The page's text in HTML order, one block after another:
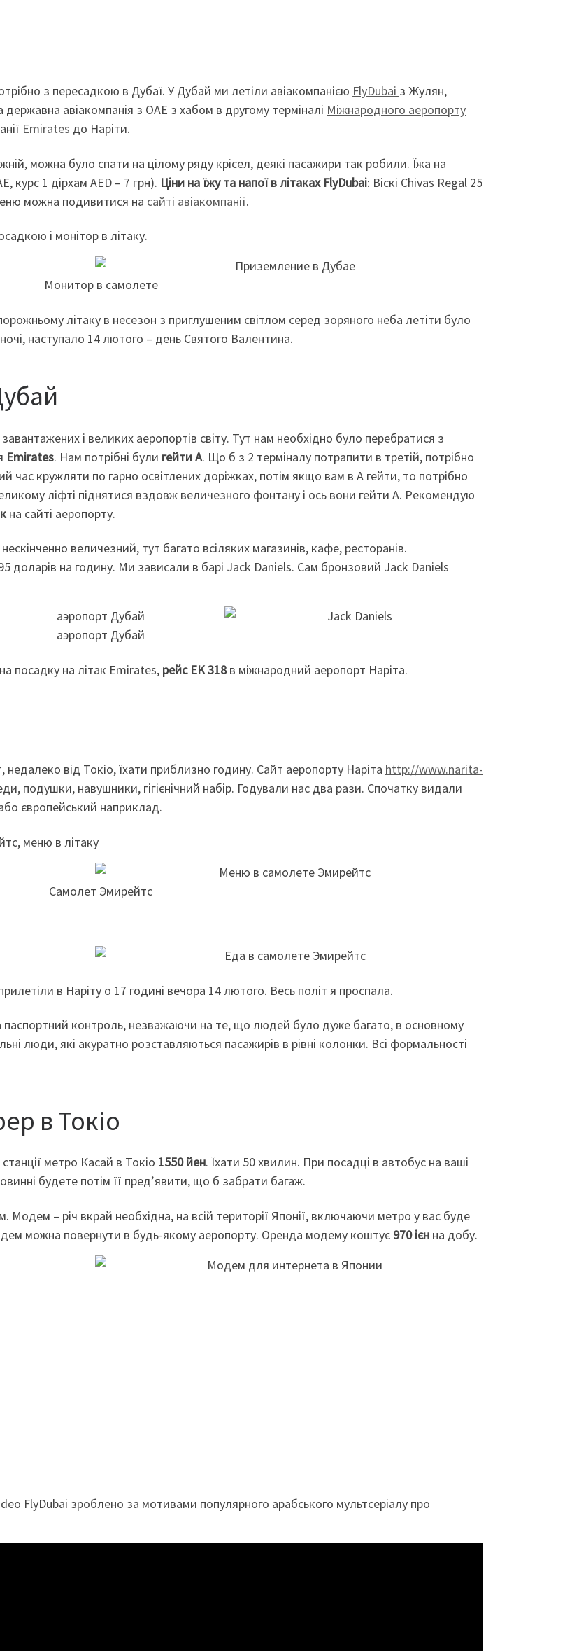
з пересадкою в Дубаї. У Дубай ми летіли авіакомпанією FlyDubai з Жулян,
авіакомпанія з ОАЕ з хабом в другому терміналі Міжнародного аеропорту
Emirates до Наріти.
можна було спати на цілому ряду крісел, деякі пасажири так робили. Їжа на
курс 1 дірхам AED – 7 грн). Ціни на їжу та напої в літаках FlyDubai: Віскі Chivas Regal 25
можна подивитися на сайті авіакомпанії.
і монітор в літаку.
літаку в несезон з приглушеним світлом серед зоряного неба летіти було
наступало 14 лютого – день Святого Валентина.
і великих аеропортів світу. Тут нам необхідно було перебратися з
Emirates. Нам потрібні були гейти А. Що б з 2 терміналу потрапити в третій, потрібно
час кружляти по гарно освітлених доріжках, потім якщо вам в А гейти, то потрібно
ліфті піднятися вздовж величезного фонтану і ось вони гейти А. Рекомендую
на сайті аеропорту.
величезний, тут багато всіляких магазинів, кафе, ресторанів.
доларів на годину. Ми зависали в барі Jack Daniels. Сам бронзовий Jack Daniels
посадку на літак Emirates, рейс EK 318в міжнародний аеропорт Наріта.
від Токіо, їхати приблизно годину. Сайт аеропорту Наріта http://www.narita-
подушки, навушники, гігієнічний набір. Годували нас два рази. Спочатку видали
європейський наприклад.
меню в літаку
в Наріту о 17 годині вечора 14 лютого. Весь політ я проспала.
паспортний контроль, незважаючи на те, що людей було дуже багато, в основному
люди, які акуратно розставляються пасажирів в рівні колонки. Всі формальності
в Токіо
метро Касай в Токіо 1550 йен. Їхати 50 хвилин. При посадці в автобус на ваші
будете потім її пред’явити, що б забрати багаж.
Модем – річ вкрай необхідна, на всій території Японії, включаючи метро у вас буде
можна повернути в будь-якому аеропорту. Оренда модему коштує 970 ієн на добу.
FlyDubai зроблено за мотивами популярного арабського мультсеріалу про